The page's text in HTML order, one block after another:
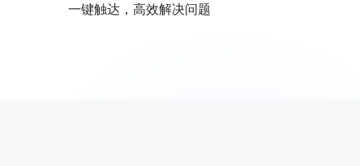
一键触达，高效解决问题